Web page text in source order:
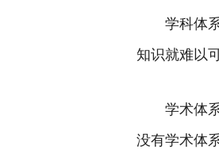
学科体
知识就难以
学术体
没有学术体